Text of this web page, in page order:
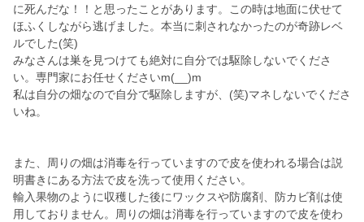
に死んだな！！と思ったことがあります。この時は地面に伏せて
ほふくしながら逃げました。本当に刺されなかったのが奇跡レベ
ルでした(笑)
みなさんは巣を見つけても絶対に自分では駆除しないでくださ
い。専門家にお任せくださいm(__)m
私は自分の畑なので自分で駆除しますが、(笑)マネしないでくださ
いね。
また、周りの畑は消毒を行っていますので皮を使われる場合は説
明書きにある方法で皮を洗って使用ください。
輸入果物のように収穫した後にワックスや防腐剤、防カビ剤は使
用しておりません。周りの畑は消毒を行っていますので皮を使わ